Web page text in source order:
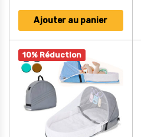
Ajouter au panier
10% Réduction